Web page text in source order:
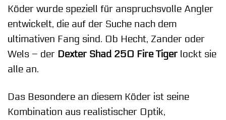
Köder wurde speziell für anspruchsvolle Angler
entwickelt, die auf der Suche nach dem
ultimativen Fang sind. Ob Hecht, Zander oder
Wels – der Dexter Shad 250 Fire Tigerlockt sie
alle an.
Das Besondere an diesem Köder ist seine
Kombination aus realistischer Optik,